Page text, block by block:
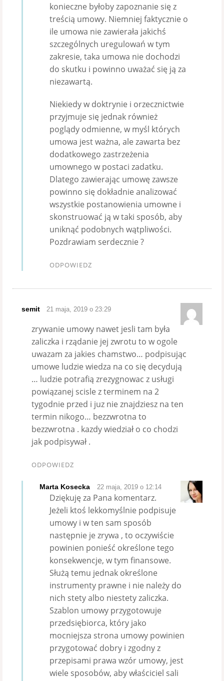
konieczne byłoby zapoznanie się z
treścią umowy. Niemniej faktycznie o
ile umowa nie zawierała jakichś
szczególnych uregulowań w tym
zakresie, taka umowa nie dochodzi
do skutku i powinno uważać się ją za
niezawartą.
Niekiedy w doktrynie i orzecznictwie
przyjmuje się jednak również
poglądy odmienne, w myśl których
umowa jest ważna, ale zawarta bez
dodatkowego zastrzeżenia
umownego w postaci zadatku.
Dlatego zawierając umowę zawsze
powinno się dokładnie analizować
wszystkie postanowienia umowne i
skonstruować ją w taki sposób, aby
uniknąć podobnych wątpliwości.
Pozdrawiam serdecznie ?
ODPOWIEDZ
semit 21 maja, 2019 o 23:29
zrywanie umowy nawet jesli tam była
zaliczka i rządanie jej zwrotu to w ogole
uwazam za jakies chamstwo… podpisując
umowe ludzie wiedza na co się decydują
… ludzie potrafią zrezygnowac z usługi
powiązanej scisle z terminem na 2
tygodnie przed i juz nie znajdziesz na ten
termin nikogo… bezzwrotna to
bezzwrotna . kazdy wiedział o co chodzi
jak podpisywał .
ODPOWIEDZ
Marta Kosecka 22 maja, 2019 o 12:14
Dziękuję za Pana komentarz.
Jeżeli ktoś lekkomyślnie podpisuje
umowy i w ten sam sposób
następnie je zrywa , to oczywiście
powinien ponieść określone tego
konsekwencje, w tym finansowe.
Służą temu jednak określone
instrumenty prawne i nie należy do
nich stety albo niestety zaliczka.
Szablon umowy przygotowuje
przedsiębiorca, który jako
mocniejsza strona umowy powinien
przygotować dobry i zgodny z
przepisami prawa wzór umowy, jest
wiele sposobów, aby właściciel sali